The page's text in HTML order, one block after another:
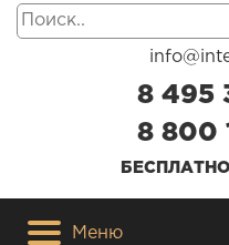
8 495
8 800
БЕСПЛАТНО
Меню